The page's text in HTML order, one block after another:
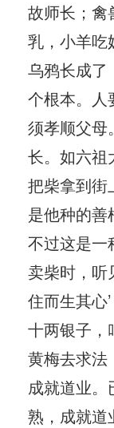
故师长；禽
乳，小羊吃
乌鸦长成了
个根本。人
须孝顺父母
长。如六祖
把柴拿到街
是他种的善
不过这是一
卖柴时，听
住而生其心
十两银子，
黄梅去求法
成就道业
熟，成就道